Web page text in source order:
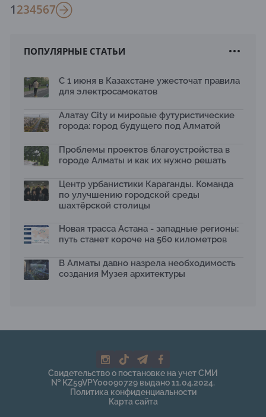
1234567
ПОПУЛЯРНЫЕ СТАТЬИ
С 1 июня в Казахстане ужесточат правила
для электросамокатов
Алатау City и мировые футуристические
города: город будущего под Алматой
Проблемы проектов благоустройства в
городе Алматы и как их нужно решать
Центр урбанистики Караганды. Команда
по улучшению городской среды
шахтёрской столицы
Новая трасса Астана - западные регионы:
путь станет короче на 560 километров
В Алматы давно назрела необходимость
создания Музея архитектуры
Свидетельство о постановке на учет СМИ
№ KZ59VPY00090729 выдано 11.04.2024.
Политика конфиденциальности
Карта сайта